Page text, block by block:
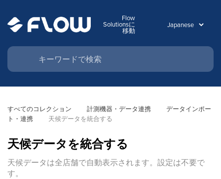
Flow
Solutionsに
移動
すべてのコレクション 計測機器・データ連携
データインポー
ト・連携
天候データを統合する
天候データを統合する
天候データは全店舗で自動表示されます。設定は不要で
す。